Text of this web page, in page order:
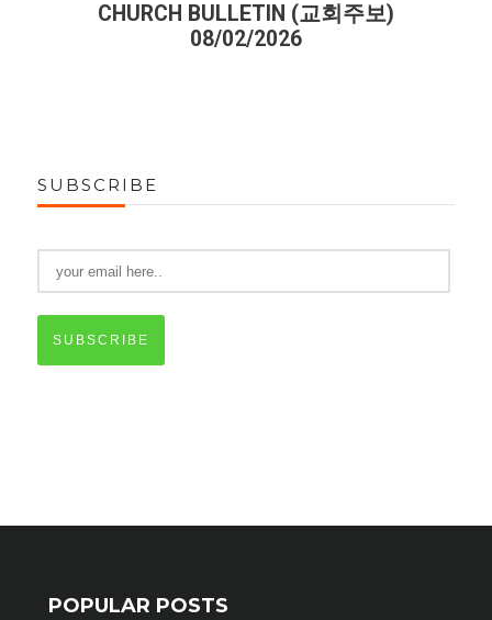
CHURCH BULLETIN (교회주보)
08/02/2026
SUBSCRIBE
SUBSCRIBE
POPULAR POSTS